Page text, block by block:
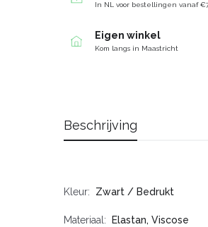
In NL voor bestellingen vanaf
Eigen winkel
Kom langs in Maastricht
Beschrijving
Kleur Zwart / Bedrukt
Materiaal Elastan, Viscose